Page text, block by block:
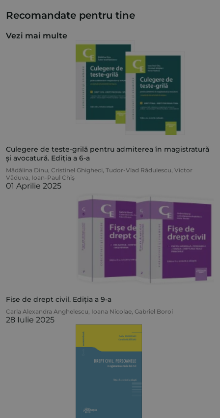
Recomandate pentru tine
Vezi mai multe
Culegere de teste-grilă pentru admiterea în magistratură
și avocatură. Ediția a 6-a
Mădălina Dinu, Cristinel Ghigheci, Tudor-Vlad Rădulescu, Victor
Văduva, Ioan-Paul Chiș
01 Aprilie 2025
Fișe de drept civil. Ediția a 9-a
Carla Alexandra Anghelescu, Ioana Nicolae, Gabriel Boroi
28 Iulie 2025